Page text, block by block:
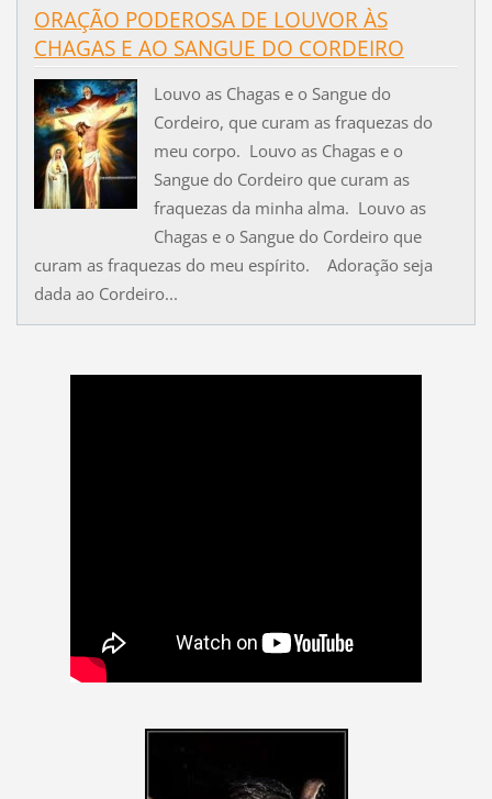
ORAÇÃO PODEROSA DE LOUVOR ÀS
CHAGAS E AO SANGUE DO CORDEIRO
Louvo as Chagas e o Sangue do
Cordeiro, que curam as fraquezas do
meu corpo. Louvo as Chagas e o
Sangue do Cordeiro que curam as
fraquezas da minha alma. Louvo as
Chagas e o Sangue do Cordeiro que
curam as fraquezas do meu espírito. Adoração seja
dada ao Cordeiro...